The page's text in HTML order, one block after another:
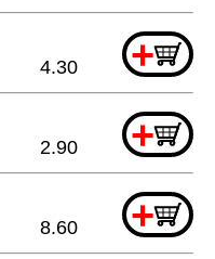
+
4.30
+
2.90
+
8.60